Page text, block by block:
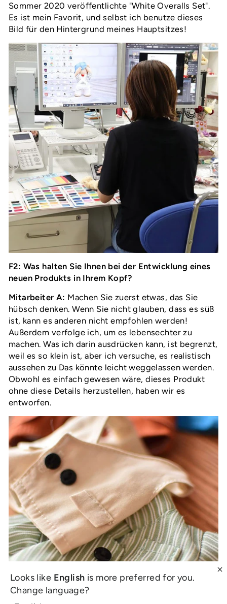
Sommer 2020 veröffentlichte "White Overalls Set".
Es ist mein Favorit, und selbst ich benutze dieses
Bild für den Hintergrund meines Hauptsitzes!
F2: Was halten Sie Ihnen bei der Entwicklung eines
neuen Produkts in Ihrem Kopf?
Mitarbeiter A: Machen Sie zuerst etwas, das Sie
hübsch denken. Wenn Sie nicht glauben, dass es süß
ist, kann es anderen nicht empfohlen werden!
Außerdem verfolge ich, um es lebensechter zu
machen. Was ich darin ausdrücken kann, ist begrenzt,
weil es so klein ist, aber ich versuche, es realistisch
aussehen zu Das könnte leicht weggelassen werden.
Obwohl es einfach gewesen wäre, dieses Produkt
ohne diese Details herzustellen, haben wir es
entworfen.
Looks like English is more preferred for you.
Change language?